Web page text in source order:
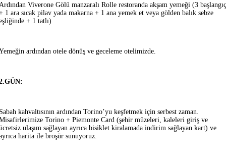
Viverone Gölü manzaralı Rolle restoranda akşam yemeği (3 başlangıç
1 ara sıcak pilav yada makarna + 1 ana yemek et veya gölden balık sebze
+ 1 tatlı)
ardından otele dönüş ve geceleme otelimizde.
kahvaltısının ardından Torino’yu keşfetmek için serbest zaman.
Torino + Piemonte Card (şehir müzeleri, kaleleri giriş ve
ulaşım sağlayan ayrıca bisiklet kiralamada indirim sağlayan kart) ve
harita ile broşür sunuyoruz.